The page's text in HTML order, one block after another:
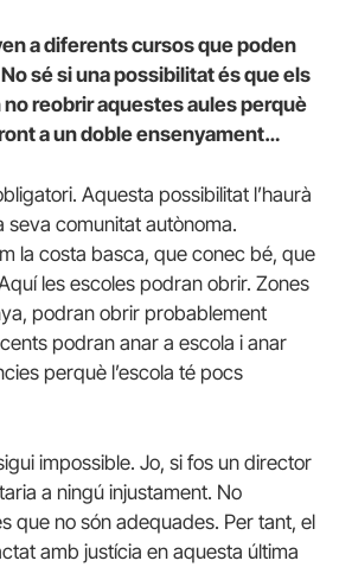
a diferents cursos que poden
No sé si una possibilitat és que els
reobrir aquestes aules perquè
a un doble ensenyament…
Aquesta possibilitat l’haurà
seva comunitat autònoma.
la costa basca, que conec bé, que
les escoles podran obrir. Zones
podran obrir probablement
podran anar a escola i anar
perquè l’escola té pocs
impossible. Jo, si fos un director
a ningú injustament. No
que no són adequades. Per tant, el
amb justícia en aquesta última